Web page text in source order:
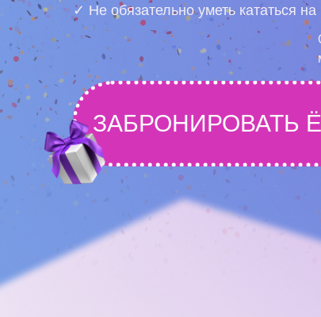
ЗАБРОНИРОВАТЬ
✓ Не обязательно уметь кататься на